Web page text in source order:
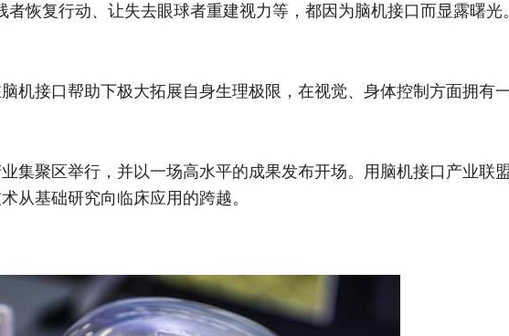
恢复行动、让失去眼球者重建视力等，都因为脑机接口而显露曙光
接口帮助下极大拓展自身生理极限，在视觉、身体控制方面拥有一
聚区举行，并以一场高水平的成果发布开场。用脑机接口产业联
从基础研究向临床应用的跨越。